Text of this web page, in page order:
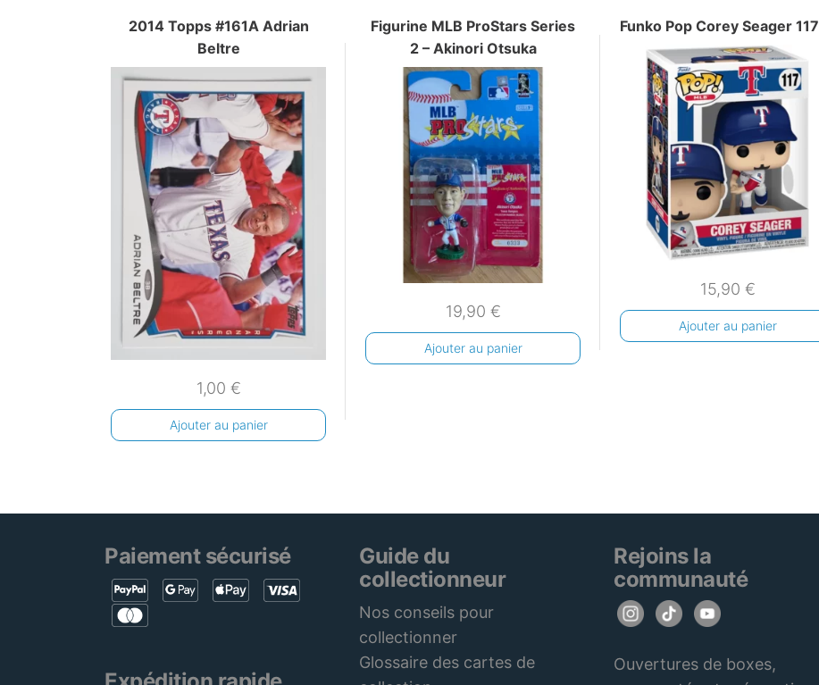
2014 Topps #161A Adrian
Beltre
1,00 €
Ajouter au panier
Figurine MLB ProStars Series
2 – Akinori Otsuka
19,90 €
Ajouter au panier
Funko Pop Corey Seager 117
15,90 €
Ajouter au panier
Paiement sécurisé
Guide du
collectionneur
Nos conseils pour
collectionner
Glossaire des cartes de
Rejoins la
communauté
Ouvertures de boxes,